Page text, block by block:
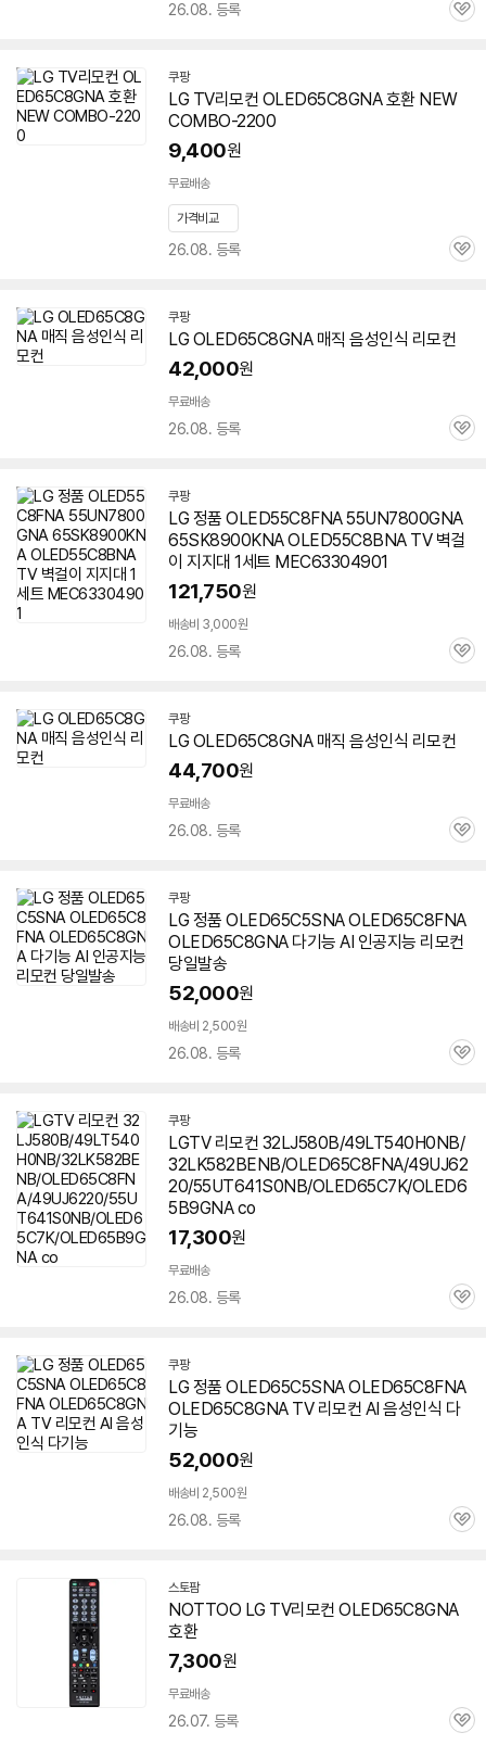
26.08. 등록
관
쿠팡
LG TV리모컨 OLED65C8GNA 호환 NEW
COMBO-2200
9,400원
무료배송
가격비교
26.08. 등록
관
쿠팡
LG OLED65C8GNA 매직 음성인식 리모컨
42,000원
무료배송
26.08. 등록
관
쿠팡
LG 정품 OLED55C8FNA 55UN7800GNA
65SK8900KNA OLED55C8BNA TV 벽걸
이 지지대 1세트 MEC63304901
121,750원
배송비 3,000원
26.08. 등록
관
쿠팡
LG OLED65C8GNA 매직 음성인식 리모컨
44,700원
무료배송
26.08. 등록
관
쿠팡
LG 정품 OLED65C5SNA OLED65C8FNA
OLED65C8GNA 다기능 AI 인공지능 리모컨
당일발송
52,000원
배송비 2,500원
26.08. 등록
관
쿠팡
LGTV 리모컨 32LJ580B/49LT540H0NB/
32LK582BENB/OLED65C8FNA/49UJ62
20/55UT641S0NB/OLED65C7K/OLED6
5B9GNA co
17,300원
무료배송
26.08. 등록
관
쿠팡
LG 정품 OLED65C5SNA OLED65C8FNA
OLED65C8GNA TV 리모컨 AI 음성인식 다
기능
52,000원
배송비 2,500원
26.08. 등록
관
스토팜네
버
이
NOTTOO LG TV리모컨 OLED65C8GNA
호환
7,300원
무료배송
26.07. 등록
관